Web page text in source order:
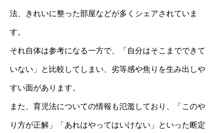
法、きれいに整った部屋などが多くシェアされていま
す。
それ自体は参考になる一方で、「自分はそこまでできて
いない」と比較してしまい、劣等感や焦りを生み出しや
すい面があります。
また、育児法についての情報も氾濫しており、「このや
り方が正解」「あれはやってはいけない」といった断定